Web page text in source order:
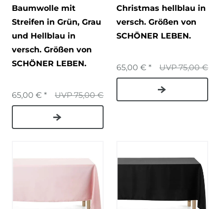
Baumwolle mit
Streifen in Grün, Grau
und Hellblau in
versch. Größen von
SCHÖNER LEBEN.
UVP 75,00 €
65,00 € *
Christmas hellblau in
versch. Größen von
SCHÖNER LEBEN.
UVP 75,00 €
65,00 € *